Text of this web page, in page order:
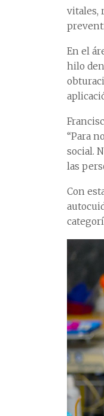
vitales,
En el
hilo
“Para
social.
las
Con